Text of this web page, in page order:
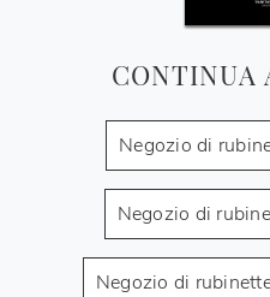
CONTINUA
Negozio di
Negozio di
Negozio di